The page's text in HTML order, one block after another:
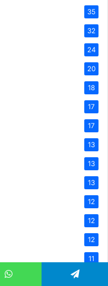
35
32
24
20
18
17
17
13
13
13
12
12
12
11